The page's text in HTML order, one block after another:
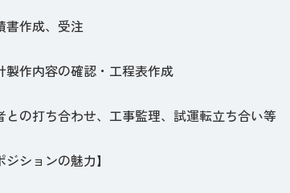
作成、受注
作内容の確認・工程表作成
の打ち合わせ、工事監理、試運転立ち合い等
ジションの魅力】